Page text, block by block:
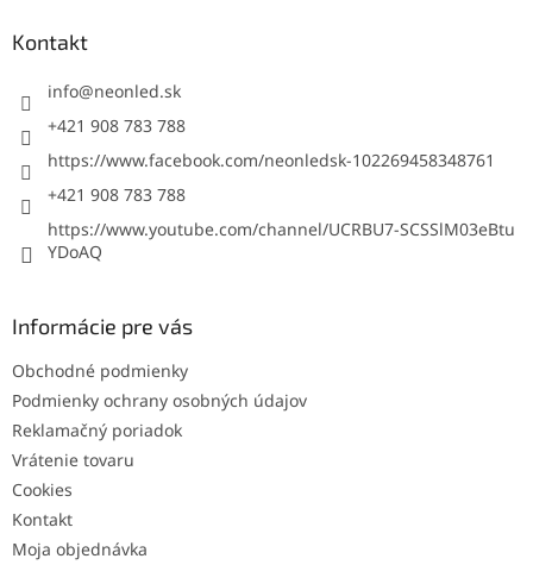
v
v
Kontakt
info@neonled.sk
+421 908 783 788
https://www.facebook.com/neonledsk-102269458348761
+421 908 783 788
https://www.youtube.com/channel/UCRBU7-SCSSlM03eBtu
YDoAQ
Informácie pre vás
Obchodné podmienky
Podmienky ochrany osobných údajov
Reklamačný poriadok
Vrátenie tovaru
Cookies
Kontakt
Moja objednávka